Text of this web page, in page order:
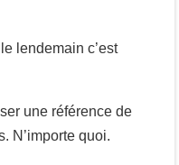
lendemain c’est
une référence de
N’importe quoi.